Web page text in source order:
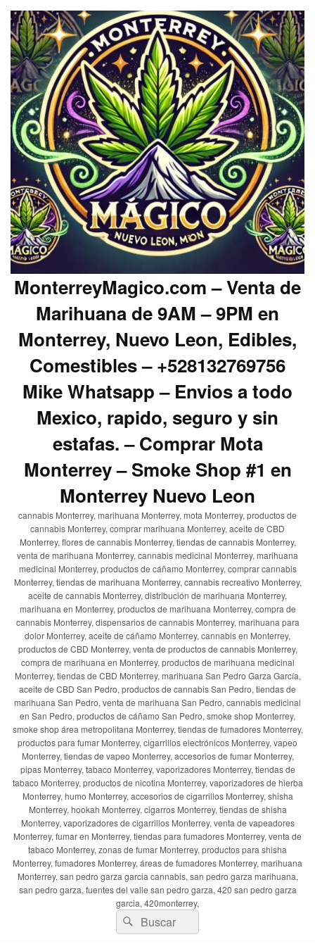
MonterreyMagico.com – Venta de
Marihuana de 9AM – 9PM en
Monterrey, Nuevo Leon, Edibles,
Comestibles – +528132769756
Mike Whatsapp – Envios a todo
Mexico, rapido, seguro y sin
estafas. – Comprar Mota
Monterrey – Smoke Shop #1 en
Monterrey Nuevo Leon
cannabis Monterrey, marihuana Monterrey, mota Monterrey, productos de
cannabis Monterrey, comprar marihuana Monterrey, aceite de CBD
Monterrey, flores de cannabis Monterrey, tiendas de cannabis Monterrey,
venta de marihuana Monterrey, cannabis medicinal Monterrey, marihuana
medicinal Monterrey, productos de cáñamo Monterrey, comprar cannabis
Monterrey, tiendas de marihuana Monterrey, cannabis recreativo Monterrey,
aceite de cannabis Monterrey, distribución de marihuana Monterrey,
marihuana en Monterrey, productos de marihuana Monterrey, compra de
cannabis Monterrey, dispensarios de cannabis Monterrey, marihuana para
dolor Monterrey, aceite de cáñamo Monterrey, cannabis en Monterrey,
productos de CBD Monterrey, venta de productos de cannabis Monterrey,
compra de marihuana en Monterrey, productos de marihuana medicinal
Monterrey, tiendas de CBD Monterrey, marihuana San Pedro Garza García,
aceite de CBD San Pedro, productos de cannabis San Pedro, tiendas de
marihuana San Pedro, venta de marihuana San Pedro, cannabis medicinal
en San Pedro, productos de cáñamo San Pedro, smoke shop Monterrey,
smoke shop área metropolitana Monterrey, tiendas de fumadores Monterrey,
productos para fumar Monterrey, cigarrillos electrónicos Monterrey, vapeo
Monterrey, tiendas de vapeo Monterrey, accesorios de fumar Monterrey,
pipas Monterrey, tabaco Monterrey, vaporizadores Monterrey, tiendas de
tabaco Monterrey, productos de nicotina Monterrey, vaporizadores de hierba
Monterrey, humo Monterrey, accesorios de cigarrillos Monterrey, shisha
Monterrey, hookah Monterrey, cigarros Monterrey, tiendas de shisha
Monterrey, vaporizadores de cigarrillos Monterrey, venta de vapeadores
Monterrey, fumar en Monterrey, tiendas para fumadores Monterrey, venta de
tabaco Monterrey, zonas de fumar Monterrey, productos para shisha
Monterrey, fumadores Monterrey, áreas de fumadores Monterrey, marihuana
Monterrey, san pedro garza garcia cannabis, san pedro garza marihuana,
san pedro garza, fuentes del valle san pedro garza, 420 san pedro garza
garcia, 420monterrey,
Buscar
por:
Buscar